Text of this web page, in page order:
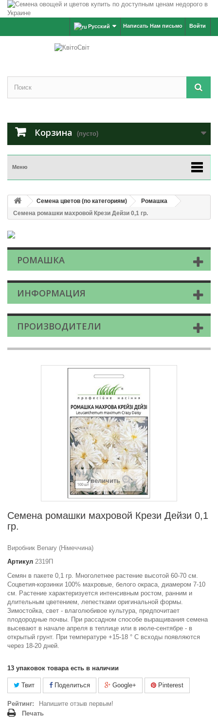
Войти
Написать Нам письмо
Русский
Корзина (пусто)
Меню
Семена цветов (по категориям)
Ромашка
Семена ромашки махровой Крези Дейзи 0,1 гр.
РОМАШКА
ИНФОРМАЦИЯ
ПРОИЗВОДИТЕЛИ
Увеличить
Семена ромашки махровой Крези Дейзи 0,1
гр.
Виробник Benary (Німеччина)
Артикул 2319П
Семян в пакете 0,1 гр. Многолетнее растение высотой 60-70 см.
Соцветия-корзинки 100% махровые, белого окраса, диамером 7-10
см. Растение характеризуется интенсивным ростом, ранним и
длительным цветением, лепестками оригинальной формы.
Зимостойка, свет - влаголюбивое культура, предпочитает
плодородные почвы. При рассадном способе выращивания семена
высевают в начале апреля в теплице или в июле-сентябре - в
открытый грунт. При температуре +15-18 ° С всходы появляются
через 18-20 дней.
13 упаковок товара есть в наличии
Твит Поделиться Google+ Pinterest
Рейтинг:
Напишите отзыв первым!
Печать